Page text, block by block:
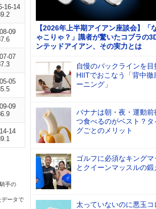
16-14
09
07
05
09
14
手の
データで
【2026年上半期アイアン座談会】「
ゃこりゃ？」識者が驚いたコブラの
ンテッドアイアン、その実力とは
自慢のバックラインを目
HIITでおこなう「背中徹
ーニング」
バナナは朝・夜・運動前
つ食べるのがベスト？タ
グごとのメリット
ゴルフに必須なキングマ
とクイーンマッスルの鍛
太っていないのに悪玉コ